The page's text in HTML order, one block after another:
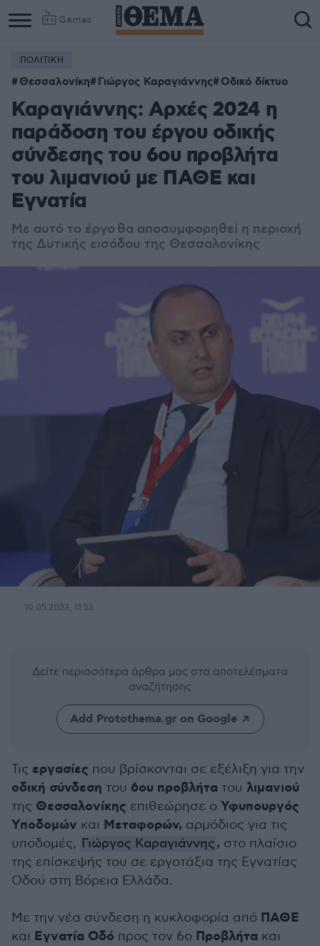
Games
ΠΟΛΙΤΙΚΗ
Θεσσαλονίκη Γιώργος Καραγιάννης Οδικό δίκτυο
Καραγιάννης: Αρχές 2024 η
παράδοση του έργου οδικής
σύνδεσης του 6ου προβλήτα
του λιμανιού με ΠΑΘΕ και
Εγνατία
Με αυτό το έργο θα αποσυμφορηθεί η περιοχή
της Δυτικής εισόδου της Θεσσαλονίκης
10.05.2023, 11:53
Δείτε περισσότερα άρθρα μας στα αποτελέσματα
αναζήτησης
Add Protothema.gr on Google
Τις εργασίες που βρίσκονται σε εξέλιξη για την
οδική σύνδεση του 6ου προβλήτα του λιμανιού
της Θεσσαλονίκης επιθεώρησε ο Υφυπουργός
Υποδομών και Μεταφορών, αρμόδιος για τις
υποδομές, Γιώργος Καραγιάννης, στο πλαίσιο
της επίσκεψής του σε εργοτάξια της Εγνατίας
Οδού στη Βόρεια Ελλάδα.
Με την νέα σύνδεση η κυκλοφορία από ΠΑΘΕ
και Εγνατία Οδό προς τον 6ο Προβλήτα και